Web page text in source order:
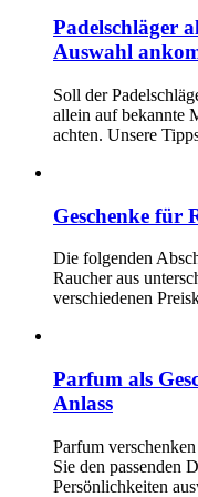
Padelschläger
Auswahl
Soll der
allein auf bekannte
achten. Unsere
Geschenke für
Die folgenden
Raucher aus
verschiedenen
Parfum als
Anlass
Parfum
Sie den passenden
Persönlichkeiten